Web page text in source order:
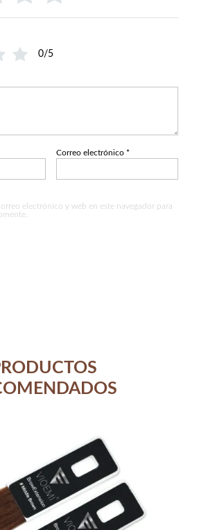
0/5
Correo electrónico *
electrónico y web en este navegador para